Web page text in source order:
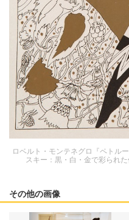
ロベルト・モンテネグロ『ペトル
スキー：黒・白・金で彩られ
その他の画像